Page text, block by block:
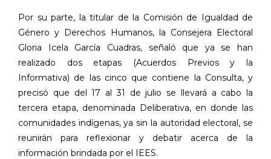
Por su parte, la titular de la Comisión de Igualdad de
Género y Derechos Humanos, la Consejera Electoral
Gloria Icela García Cuadras, señaló que ya se han
realizado dos etapas (Acuerdos Previos y la
Informativa) de las cinco que contiene la Consulta, y
precisó que del 17 al 31 de julio se llevará a cabo la
tercera etapa, denominada Deliberativa, en donde las
comunidades indígenas, ya sin la autoridad electoral, se
reunirán para reflexionar y debatir acerca de la
información brindada por el IEES.